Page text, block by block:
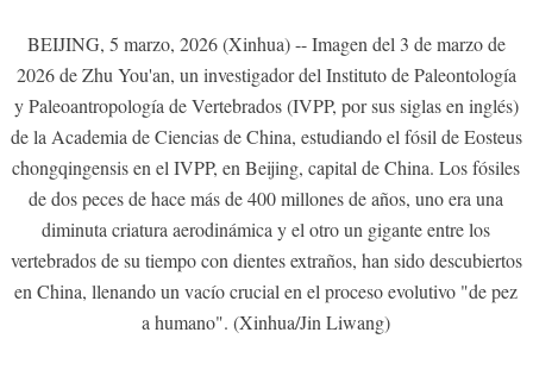
BEIJING, 5 marzo, 2026 (Xinhua) -- Imagen del 3 de marzo de
2026 de Zhu You'an, un investigador del Instituto de Paleontología
y Paleoantropología de Vertebrados (IVPP, por sus siglas en inglés)
de la Academia de Ciencias de China, estudiando el fósil de Eosteus
chongqingensis en el IVPP, en Beijing, capital de China. Los fósiles
de dos peces de hace más de 400 millones de años, uno era una
diminuta criatura aerodinámica y el otro un gigante entre los
vertebrados de su tiempo con dientes extraños, han sido descubiertos
en China, llenando un vacío crucial en el proceso evolutivo "de pez
a humano". (Xinhua/Jin Liwang)